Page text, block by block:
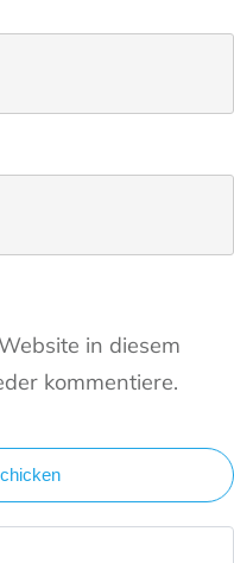
in diesem
kommentiere.